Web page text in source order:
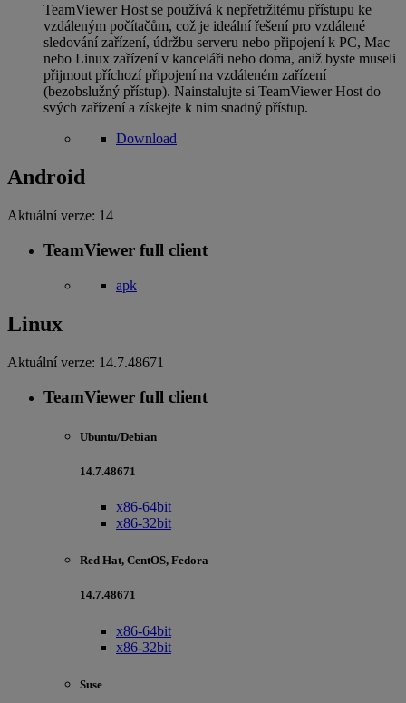
TeamViewer Host se používá k nepřetržitému přístupu ke
vzdáleným počítačům, což je ideální řešení pro vzdálené
sledování zařízení, údržbu serveru nebo připojení k PC, Mac
nebo Linux zařízení v kanceláři nebo doma, aniž byste museli
přijmout příchozí připojení na vzdáleném zařízení
(bezobslužný přístup). Nainstalujte si TeamViewer Host do
svých zařízení a získejte k nim snadný přístup.
Download
Android
Aktuální verze: 14
TeamViewer full client
apk
Linux
Aktuální verze: 14.7.48671
TeamViewer full client
Ubuntu/Debian
14.7.48671
x86-64bit
x86-32bit
Red Hat, CentOS, Fedora
14.7.48671
x86-64bit
x86-32bit
Suse